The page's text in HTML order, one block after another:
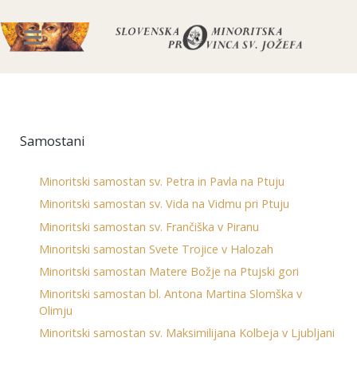
Samostani
Minoritski samostan sv. Petra in Pavla na Ptuju
Minoritski samostan sv. Vida na Vidmu pri Ptuju
Minoritski samostan sv. Frančiška v Piranu
Minoritski samostan Svete Trojice v Halozah
Minoritski samostan Matere Božje na Ptujski gori
Minoritski samostan bl. Antona Martina Slomška v
Olimju
Minoritski samostan sv. Maksimilijana Kolbeja v Ljubljani